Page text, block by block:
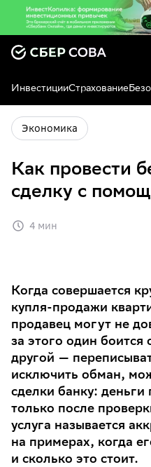
ИнвестицииСтрахование
Экономика
Как провести
сделку с
4 мин
Когда совершается
купля-продажи
продавец могут не
за этого один боится
другой —
исключить обман,
сделки банку: деньги
только после
услуга называется
на примерах, когда
и сколько это стоит.